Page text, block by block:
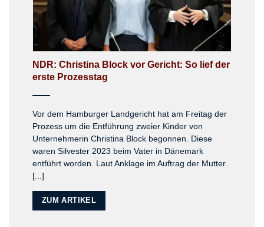
NDR: Christina Block vor Gericht: So lief der
erste Prozesstag
Vor dem Hamburger Landgericht hat am Freitag der
Prozess um die Entführung zweier Kinder von
Unternehmerin Christina Block begonnen. Diese
waren Silvester 2023 beim Vater in Dänemark
entführt worden. Laut Anklage im Auftrag der Mutter.
[...]
ZUM ARTIKEL